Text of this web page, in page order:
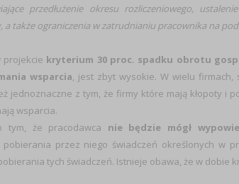
przedłużenie okresu rozliczeniowego,
także ograniczenia w zatrudnianiu pracownika na
kryterium 30 proc. spadku obrotu
wsparcia, jest zbyt wysokie. W wielu firmach,
jednoznaczne z tym, że firmy które mają kłopoty i
wsparcia.
tym, że pracodawca nie będzie mógł
przez niego świadczeń określonych w
tych świadczeń. Istnieje obawa, że w dobie